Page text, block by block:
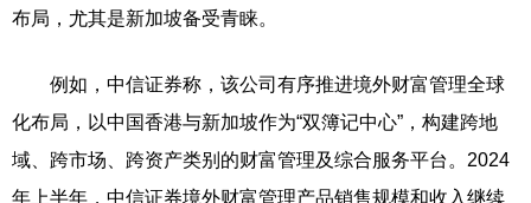
布局，尤其是新加坡备受青睐。
例如，中信证券称，该公司有序推进境外财富管理全球
化布局，以中国香港与新加坡作为“双簿记中心”，构建跨地
域、跨市场、跨资产类别的财富管理及综合服务平台。2024
年上半年，中信证券境外财富管理产品销售规模和收入继续